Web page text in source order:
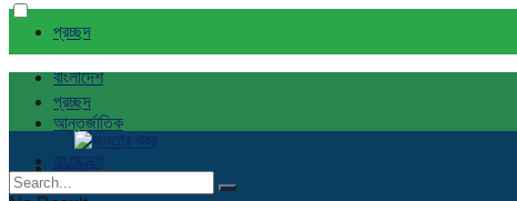
প্রচ্ছদ
বাংলাদেশ
আন্তর্জাতিক
রাজনীতি
প্রচ্ছদ
বাংলাদেশ